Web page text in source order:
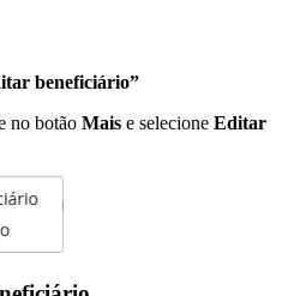
beneficiário”
no botão Mais e selecione Editar